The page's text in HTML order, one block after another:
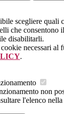
scegliere quali
che consentono
disabilitarli.
necessari al
.
non
l'elenco